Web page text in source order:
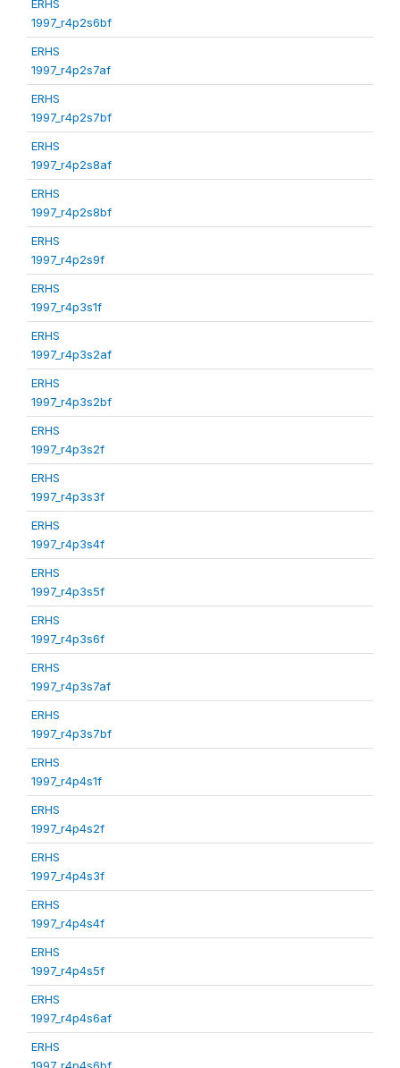
ERHS
1997_r4p2s6bf
ERHS
1997_r4p2s7af
ERHS
1997_r4p2s7bf
ERHS
1997_r4p2s8af
ERHS
1997_r4p2s8bf
ERHS
1997_r4p2s9f
ERHS
1997_r4p3s1f
ERHS
1997_r4p3s2af
ERHS
1997_r4p3s2bf
ERHS
1997_r4p3s2f
ERHS
1997_r4p3s3f
ERHS
1997_r4p3s4f
ERHS
1997_r4p3s5f
ERHS
1997_r4p3s6f
ERHS
1997_r4p3s7af
ERHS
1997_r4p3s7bf
ERHS
1997_r4p4s1f
ERHS
1997_r4p4s2f
ERHS
1997_r4p4s3f
ERHS
1997_r4p4s4f
ERHS
1997_r4p4s5f
ERHS
1997_r4p4s6af
ERHS
1997_r4p4s6bf